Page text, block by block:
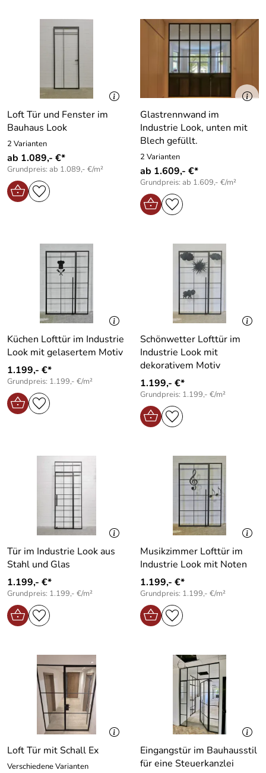
Loft Tür und Fenster im
Bauhaus Look
2 Varianten
ab 1.089,- €*
Grundpreis: ab 1.089,- €/m²
Glastrennwand im
Industrie Look, unten mit
Blech gefüllt.
2 Varianten
ab 1.609,- €*
Grundpreis: ab 1.609,- €/m²
Küchen Lofttür im Industrie
Look mit gelasertem Motiv
1.199,- €*
Grundpreis: 1.199,- €/m²
Schönwetter Lofttür im
Industrie Look mit
dekorativem Motiv
1.199,- €*
Grundpreis: 1.199,- €/m²
Tür im Industrie Look aus
Stahl und Glas
1.199,- €*
Grundpreis: 1.199,- €/m²
Musikzimmer Lofttür im
Industrie Look mit Noten
1.199,- €*
Grundpreis: 1.199,- €/m²
Loft Tür mit Schall Ex
Verschiedene Varianten
Eingangstür im Bauhausstil
für eine Steuerkanzlei